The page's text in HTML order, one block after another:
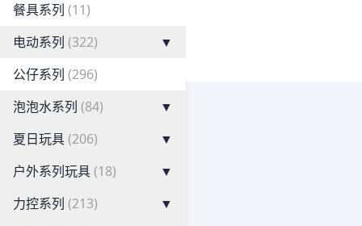
餐具系列 (11)
电动系列 (322)
▼
公仔系列 (296)
泡泡水系列 (84)
▼
夏日玩具(206)
▼
户外系列玩具(18)
▼
力控系列 (213)
▼